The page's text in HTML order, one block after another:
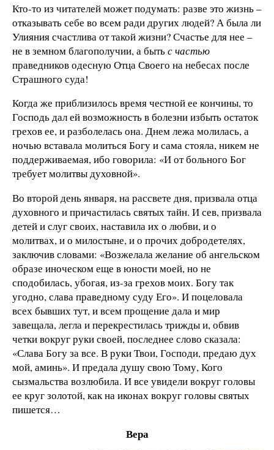
Кто-то из читателей может подумать: разве это жизнь –
отказывать себе во всем ради других людей? А была ли
Улияния счастлива от такой жизни? Счастье для нее –
не в земном благополучии, а бытьс частью
праведников одесную Отца Своего на небесах после
Страшного суда!
Когда же приблизилось время честной ее кончины, то
Господь дал ей возможность в болезни избыть остаток
грехов ее, и разболелась она. Днем лежа молилась, а
ночью вставала молиться Богу и сама стояла, никем не
поддерживаемая, ибо говорила: «И от больного Бог
требует молитвы духовной».
Во второй день января, на рассвете дня, призвала отца
духовного и причастилась святых тайн. И сев, призвала
детей и слуг своих, наставила их о любви, и о
молитвах, и о милостыне, и о прочих добродетелях,
заключив словами: «Возжелала желание об ангельском
образе иноческом еще в юности моей, но не
сподобилась, убогая, из-за грехов моих. Богу так
угодно, слава праведному суду Его». И поцеловала
всех бывших тут, и всем прощение дала и мир
завещала, легла и перекрестилась трижды и, обвив
четки вокруг руки своей, последнее слово сказала:
«Слава Богу за все. В руки Твои, Господи, предаю дух
мой, аминь». И предала душу свою Тому, Кого
сызмальства возлюбила. И все увидели вокруг головы
ее круг золотой, как на иконах вокруг головы святых
пишется…
Вера